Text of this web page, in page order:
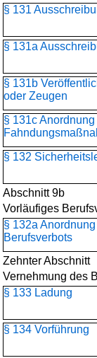
§ 131
§ 131a
§ 131b
oder Zeugen
§ 131c
§ 132
Abschnitt 9b
Vorläufiges
§ 132a
Berufsverbots
Zehnter Abschnitt
Vernehmung des
§ 133 Ladung
§ 134 Vorführung